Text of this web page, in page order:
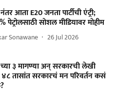
आता E20 जनता पार्टीची एंट्री;
पेट्रोलसाठी सोशल मीडियावर मोहीम
Sonawane 26 Jul 2026
३ मागण्या अन् सरकारची लेखी
४८ तासांत सरकारचं मन परिवर्तन कसं